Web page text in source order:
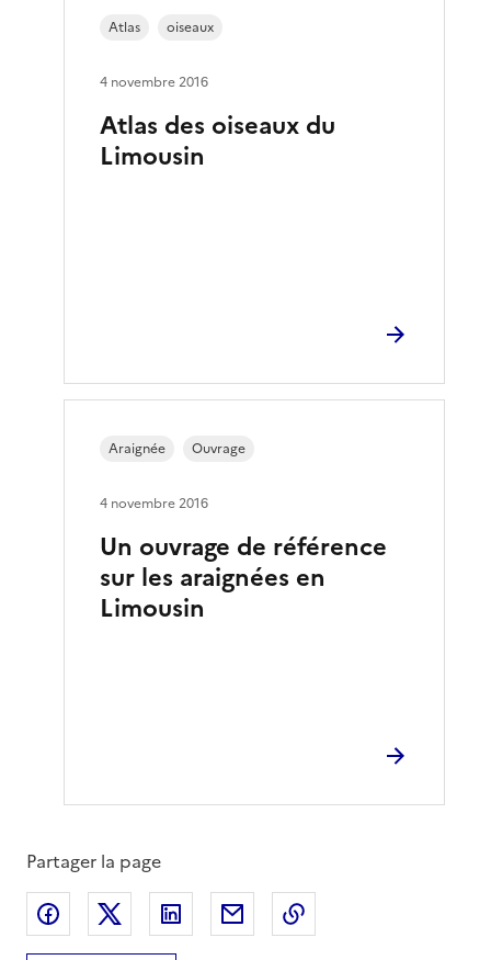
Atlas des oiseaux du
Limousin
Atlas oiseaux
4 novembre 2016
Un ouvrage de référence
sur les araignées en
Limousin
Araignée Ouvrage
4 novembre 2016
Partager la page
Partager sur Facebook
Partager sur XPartager sur LinkedIn
Partager par email